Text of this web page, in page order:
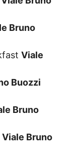
Bruno
Viale
Buozzi
Bruno
Viale Bruno